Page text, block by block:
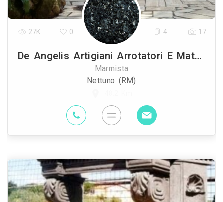
De Angelis Artigiani Arrotatori E Mattonatori
Marmista
Nettuno (RM)
27K 0 4 17